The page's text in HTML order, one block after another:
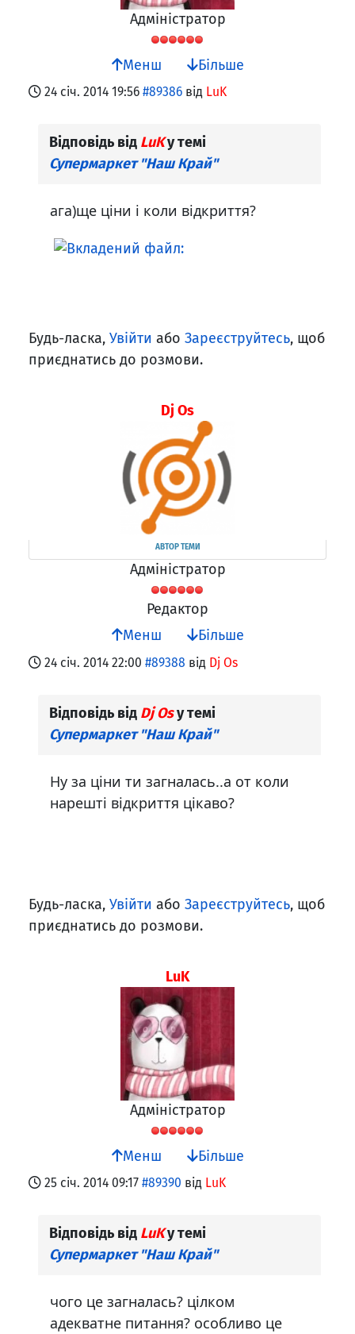
Адміністратор
Менш Більше
24 січ. 2014 19:56 #89386 від LuK
Відповідь від LuKу темі
Супермаркет "Наш Край"
ага)ще ціни і коли відкриття?
Будь-ласка, Увійти або Зареєструйтесь, щоб
приєднатись до розмови.
Dj Os
АВТОР ТЕМИ
Адміністратор
Редактор
Менш
Більше
24 січ. 2014 22:00 #89388 від Dj Os
Відповідь від Dj Osу темі
Супермаркет "Наш Край"
Ну за ціни ти загналась..а от коли
нарешті відкриття цікаво?
Будь-ласка, Увійти або Зареєструйтесь, щоб
приєднатись до розмови.
LuK
Адміністратор
Менш Більше
25 січ. 2014 09:17 #89390 від LuK
Відповідь від LuKу темі
Супермаркет "Наш Край"
чого це загналась? цілком
адекватне питання? особливо це